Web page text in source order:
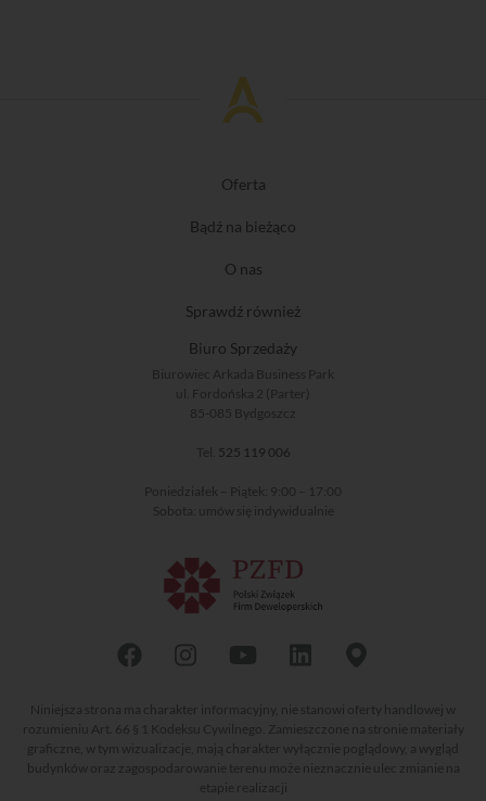
Oferta
Bądź na bieżąco
O nas
Sprawdź również
Biuro Sprzedaży
Biurowiec Arkada Business Park
ul. Fordońska 2 (Parter)
85-085 Bydgoszcz
Tel. 525 119 006
Poniedziałek – Piątek: 9:00 – 17:00
Sobota: umów się indywidualnie
Niniejsza strona ma charakter informacyjny, nie stanowi oferty handlowej w
rozumieniu Art. 66 § 1 Kodeksu Cywilnego. Zamieszczone na stronie materiały
graficzne, w tym wizualizacje, mają charakter wyłącznie poglądowy, a wygląd
budynków oraz zagospodarowanie terenu może nieznacznie ulec zmianie na
etapie realizacji